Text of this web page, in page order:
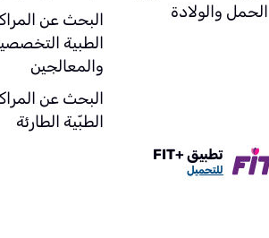
الحمل والولادة
البحث عن
الطبية
والمعالجين
البحث عن
الطبّية الطارئة
تطبيق +FIT
للتحميل